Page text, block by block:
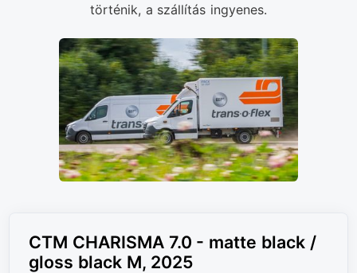
történik, a szállítás ingyenes.
CTM CHARISMA 7.0 - matte black /
gloss black M, 2025